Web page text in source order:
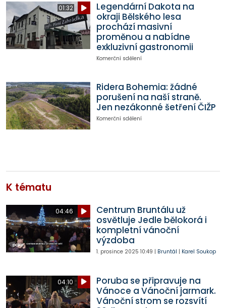
01:32
Legendární Dakota na
okraji Bělského lesa
prochází masivní
proměnou a nabídne
exkluzivní gastronomii
Komerční sdělení
Ridera Bohemia: žádné
porušení na naší straně.
Jen nezákonné šetření ČIŽP
Komerční sdělení
K tématu
04:46
Centrum Bruntálu už
osvětluje Jedle bělokorá i
kompletní vánoční
výzdoba
1. prosince 2025 10:49 | Bruntál | Karel Soukop
04:10
Poruba se připravuje na
Vánoce a Vánoční jarmark.
Vánoční strom se rozsvítí